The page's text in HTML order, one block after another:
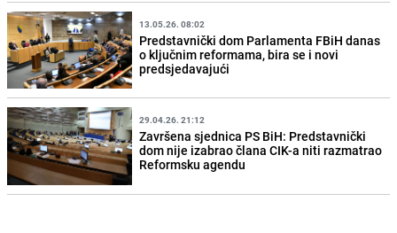
13.05.26. 08:02
Predstavnički dom Parlamenta FBiH danas
o ključnim reformama, bira se i novi
predsjedavajući
29.04.26. 21:12
Završena sjednica PS BiH: Predstavnički
dom nije izabrao člana CIK-a niti razmatrao
Reformsku agendu